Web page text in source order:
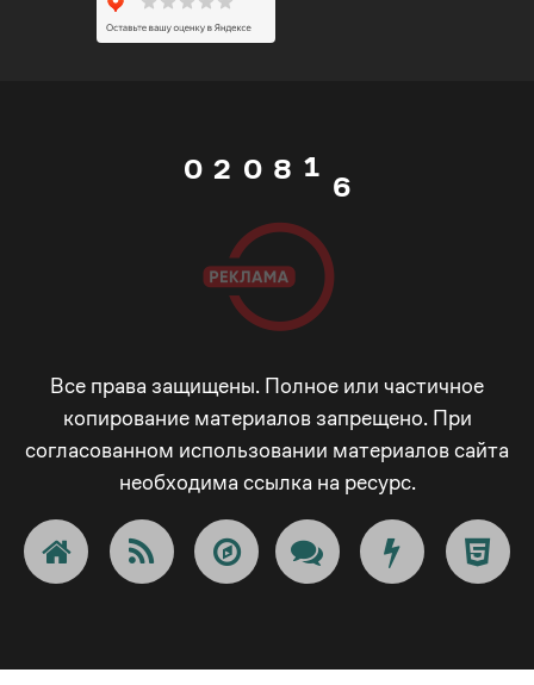
0
3
4
5
7
0
2
5
6
7
9
0
1
2
3
4
5
7
8
9
_
-
+
!
#
5
6
7
4
7
8
9
-
Все права защищены. Полное или частичное
копирование материалов запрещено. При
согласованном использовании материалов сайта
необходима ссылка на ресурс.